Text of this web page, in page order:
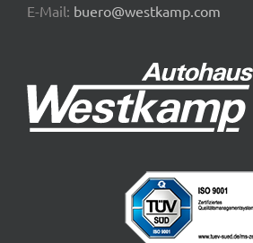
E-Mail: buero@westkamp.com